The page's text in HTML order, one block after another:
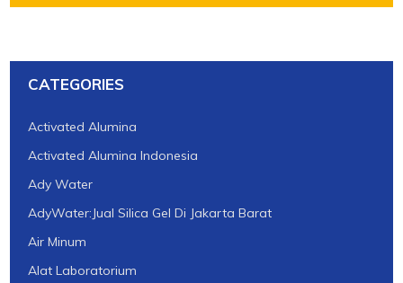
CATEGORIES
Activated Alumina
Activated Alumina Indonesia
Ady Water
AdyWater:Jual Silica Gel Di Jakarta Barat
Air Minum
Alat Laboratorium